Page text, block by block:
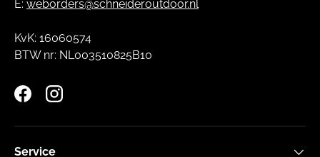
E: weborders@schneideroutdoor.nl
KvK: 16060574
BTW nr: NL003510825B10
FacebookInstagram
Service